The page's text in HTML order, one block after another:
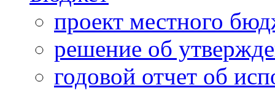
проект местного
решение об
годовой отчет об